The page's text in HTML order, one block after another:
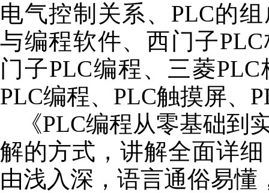
电气控制关系、PLC的
与编程软件、西门子
门子PLC编程、三菱
PLC编程、PLC触摸屏、
《PLC编程从零基础到
解的方式，讲解全面详
由浅入深，语言通俗易懂